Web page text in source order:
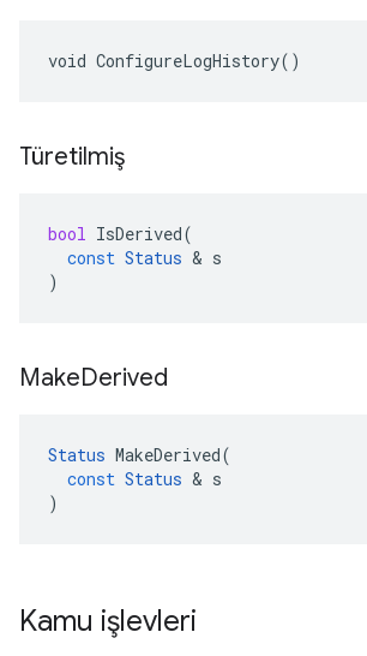
void ConfigureLogHistory()
Türetilmiş
bool IsDerived(
const Status & s
)
MakeDerived
Status MakeDerived(
const Status & s
)
Kamu işlevleri